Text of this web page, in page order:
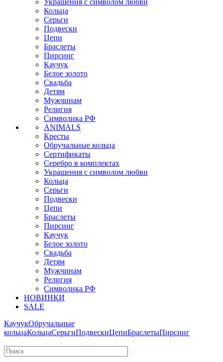
Украшения с символом любви
Кольца
Серьги
Подвески
Цепи
Браслеты
Пирсинг
Каучук
Белое золото
Свадьба
Детям
Мужчинам
Религия
Символика РФ
ANIMALS
Кресты
Обручальные кольца
Сертификаты
Серебро в комплектах
Украшения с символом любви
Кольца
Серьги
Подвески
Цепи
Браслеты
Пирсинг
Каучук
Белое золото
Свадьба
Детям
Мужчинам
Религия
Символика РФ
НОВИНКИ
SALE
КаучукОбручальные
кольцаКольцаСерьгиПодвескиЦепиБраслетыПирсинг